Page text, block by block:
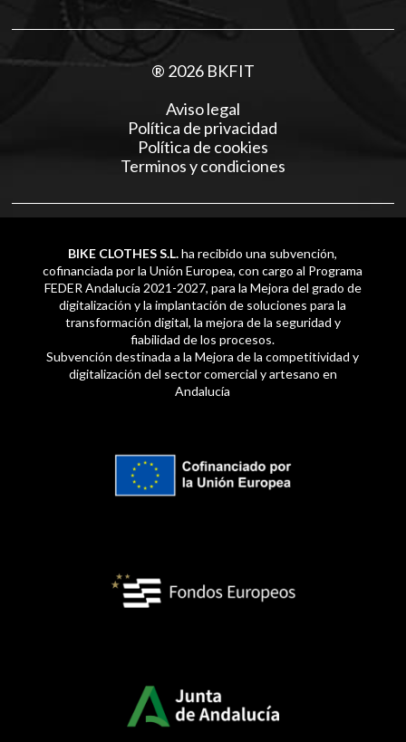
® 2026 BKFIT
Aviso legal
Política de privacidad
Política de cookies
Terminos y condiciones
BIKE CLOTHES S.L.ha recibido una subvención,
cofinanciada por la Unión Europea, con cargo al Programa
FEDER Andalucía 2021-2027, para la Mejora del grado de
digitalización y la implantación de soluciones para la
transformación digital, la mejora de la seguridad y
fiabilidad de los procesos.
Subvención destinada a la Mejora de la competitividad y
digitalización del sector comercial y artesano en
Andalucía